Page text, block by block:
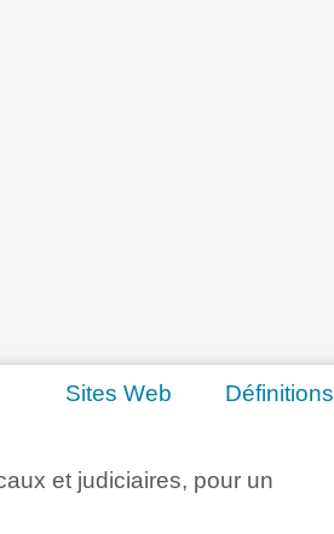
Sites Web Définitions
et judiciaires, pour un